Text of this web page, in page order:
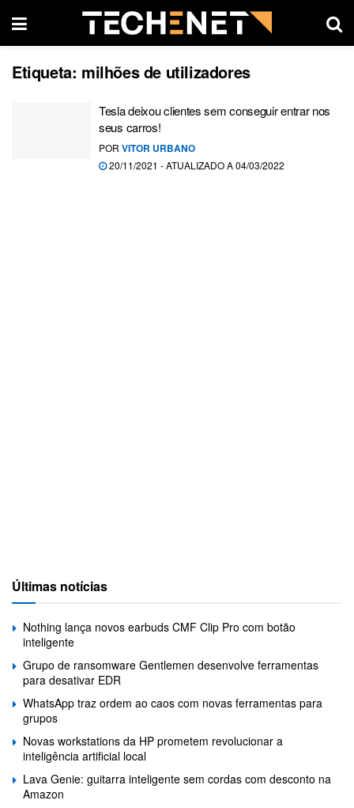
Etiqueta: milhões de utilizadores
Tesla deixou clientes sem conseguir entrar nos
seus carros!
POR VITOR URBANO
20/11/2021 - ATUALIZADO A 04/03/2022
Últimas notícias
Nothing lança novos earbuds CMF Clip Pro com botão
inteligente
Grupo de ransomware Gentlemen desenvolve ferramentas
para desativar EDR
WhatsApp traz ordem ao caos com novas ferramentas para
grupos
Novas workstations da HP prometem revolucionar a
inteligência artificial local
Lava Genie: guitarra inteligente sem cordas com desconto na
Amazon